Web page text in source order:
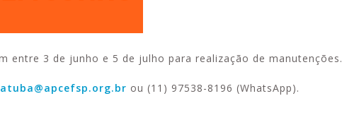
entre 3 de junho e 5 de julho para realização de manutenções.
ou (11) 97538-8196 (WhatsApp).